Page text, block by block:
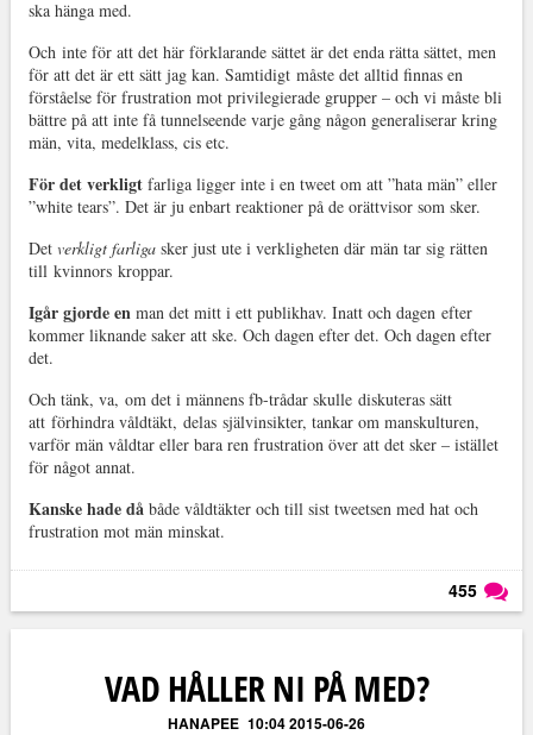
ska hänga med.
Och inte för att det här förklarande sättet är det enda rätta sättet, men
för att det är ett sätt jag kan. Samtidigt måste det alltid finnas en
förståelse för frustration mot privilegierade grupper – och vi måste bli
bättre på att inte få tunnelseende varje gång någon generaliserar kring
män, vita, medelklass, cis etc.
För det verkligtfarliga ligger inte i en tweet om att ”hata män” eller
”white tears”. Det är ju enbart reaktioner på de orättvisor som sker.
Det verkligt farligasker just ute i verkligheten där män tar sig rätten
till kvinnors kroppar.
Igår gjorde enman det mitt i ett publikhav. Inatt och dagen efter
kommer liknande saker att ske. Och dagen efter det. Och dagen efter
det.
Och tänk, va, om det i männens fb-trådar skulle diskuteras sätt
att förhindra våldtäkt, delas självinsikter, tankar om manskulturen,
varför män våldtar eller bara ren frustration över att det sker – istället
för något annat.
Kanske hade dåbåde våldtäkter och till sist tweetsen med hat och
frustration mot män minskat.
455
VAD HÅLLER NI PÅ MED?
HANAPEE 10:04 2015-06-26